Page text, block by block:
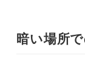
暗い場所